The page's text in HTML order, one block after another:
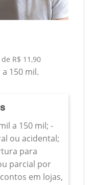
R$ 11,90
150 mil.
a 150 mil; -
ou acidental;
para
parcial por
em lojas,